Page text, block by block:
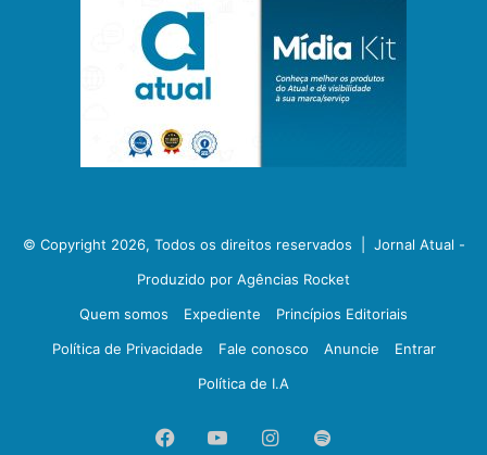
© Copyright 2026, Todos os direitos reservados | Jornal Atual -
Produzido por Agências Rocket
Quem somos
Expediente
Princípios Editoriais
Política de Privacidade
Fale conosco Anuncie
Entrar
Política de I.A
FacebookYouTubeInstagram
Spotify